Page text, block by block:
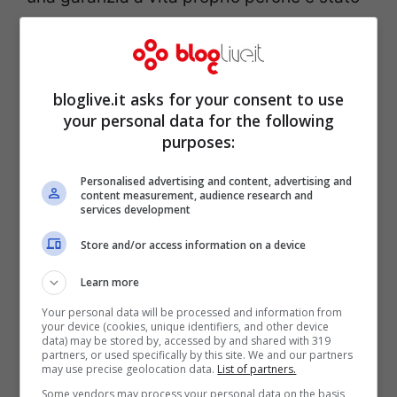
per proteggere anche da urti e vibrazioni.
Impressionanti anche le performance in
termini di velocità della gamma Extreme
bloglive.it asks for your consent to use
your personal data for the following
purposes:
Personalised advertising and content, advertising and
content measurement, audience research and
services development
Store and/or access information on a device
Learn more
Your personal data will be processed and information from
your device (cookies, unique identifiers, and other device
data) may be stored by, accessed by and shared with 319
partners, or used specifically by this site. We and our partners
may use precise geolocation data. List of partners.
Some vendors may process your personal data on the basis